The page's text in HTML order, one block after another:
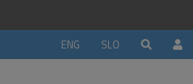
SLO
ENG